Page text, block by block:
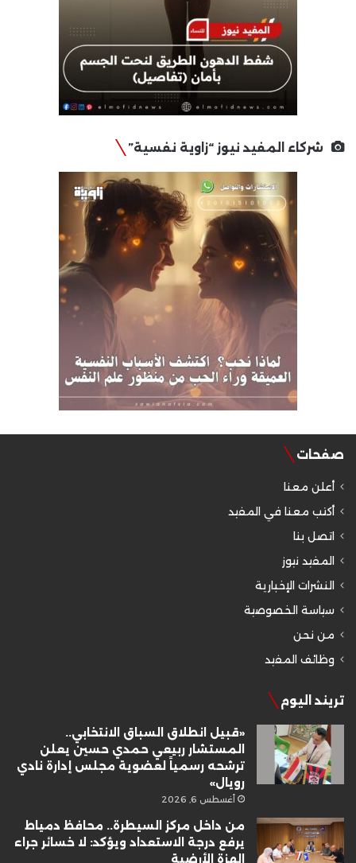
شركاء المفيد نيوز “زاوية نفسية”
صفحات
أعلن معنا
أكتب معنا في المفيد
اتصل بنا
المفيد نيوز
النشرات الإخبارية
سياسة الخصوصية
من نحن
وظائف المفيد
تريند اليوم
«قبيل انطلاق السباق الانتخابي..
المستشار ربيعي حمدي حسين يعلن
ترشحه رسمياً لعضوية مجلس إدارة نادي
رويال»
أغسطس 6, 2026
من داخل مركز السيطرة.. محافظ دمياط
يرفع درجة الاستعداد ويؤكد: لا خسائر جراء
الهزة الأرضية